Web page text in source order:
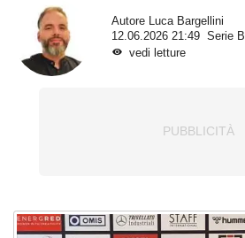
Autore Luca Bargellini
12.06.2026 21:49
Serie B
vedi letture